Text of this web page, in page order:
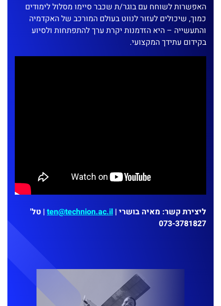
האפשרות לשוחח עם בוגר/ת שכבר סיימו מסלול לימודים
כמוך, שיכולים לעזור לנווט בעולם המורכב של האקדמיה
והתעשייה – היא הזדמנות יקרת ערך להתפתחות ולסיוע
בקידום עתידך המקצועי.
ליצירת קשר: מאיה בושרי | ten@technion.ac.il | טל'
073-3781827